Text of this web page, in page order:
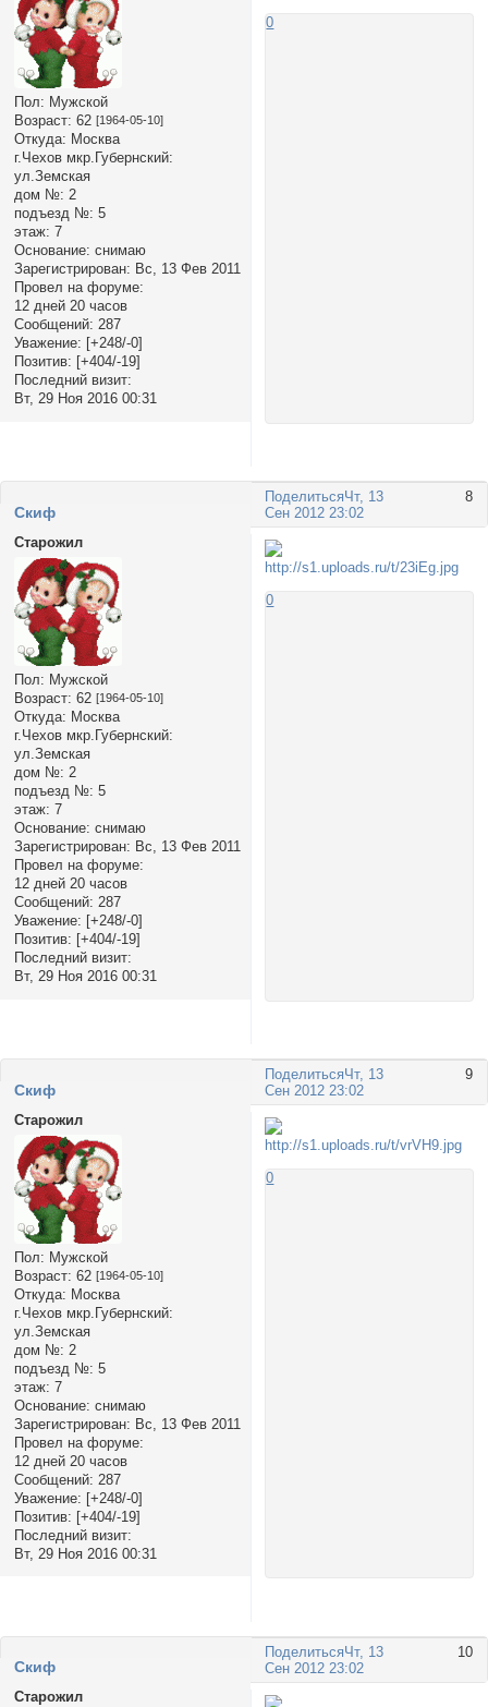
Пол: Мужской
Возраст: 62 [1964-05-10]
Откуда: Москва
г.Чехов мкр.Губернский:
ул.Земская
дом №: 2
подъезд №: 5
этаж: 7
Основание: снимаю
Зарегистрирован: Вс, 13 Фев 2011
Провел на форуме:
12 дней 20 часов
Сообщений: 287
Уважение: [+248/-0]
Позитив: [+404/-19]
Последний визит:
Вт, 29 Ноя 2016 00:31
0
Поделиться 8
Чт, 13
Сен 2012 23:02
Cкиф
Старожил
Пол: Мужской
Возраст: 62 [1964-05-10]
Откуда: Москва
г.Чехов мкр.Губернский:
ул.Земская
дом №: 2
подъезд №: 5
этаж: 7
Основание: снимаю
Зарегистрирован: Вс, 13 Фев 2011
Провел на форуме:
12 дней 20 часов
Сообщений: 287
Уважение: [+248/-0]
Позитив: [+404/-19]
Последний визит:
Вт, 29 Ноя 2016 00:31
0
Поделиться 9
Чт, 13
Сен 2012 23:02
Cкиф
Старожил
Пол: Мужской
Возраст: 62 [1964-05-10]
Откуда: Москва
г.Чехов мкр.Губернский:
ул.Земская
дом №: 2
подъезд №: 5
этаж: 7
Основание: снимаю
Зарегистрирован: Вс, 13 Фев 2011
Провел на форуме:
12 дней 20 часов
Сообщений: 287
Уважение: [+248/-0]
Позитив: [+404/-19]
Последний визит:
Вт, 29 Ноя 2016 00:31
0
Поделиться 10
Чт, 13
Сен 2012 23:02
Cкиф
Старожил